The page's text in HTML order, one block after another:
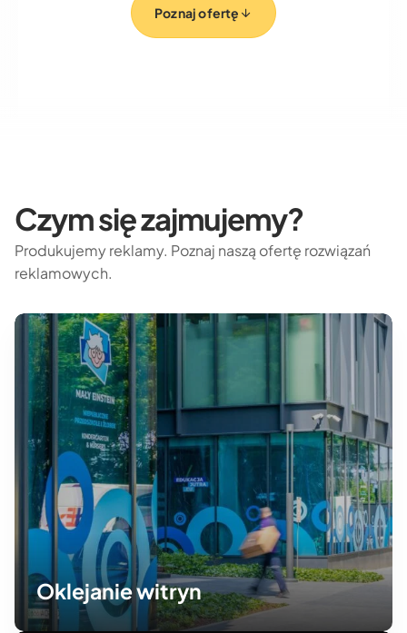
Poznaj ofertę
Czym się zajmujemy?
Produkujemy reklamy. Poznaj naszą ofertę rozwiązań
reklamowych.
Oklejanie witryn